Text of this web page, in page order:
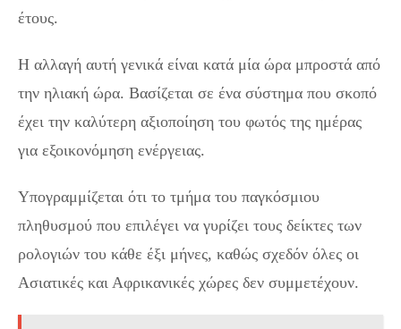
έτους.
Η αλλαγή αυτή γενικά είναι κατά μία ώρα μπροστά από
την ηλιακή ώρα. Βασίζεται σε ένα σύστημα που σκοπό
έχει την καλύτερη αξιοποίηση του φωτός της ημέρας
για εξοικονόμηση ενέργειας.
Υπογραμμίζεται ότι το τμήμα του παγκόσμιου
πληθυσμού που επιλέγει να γυρίζει τους δείκτες των
ρολογιών του κάθε έξι μήνες, καθώς σχεδόν όλες οι
Ασιατικές και Αφρικανικές χώρες δεν συμμετέχουν.